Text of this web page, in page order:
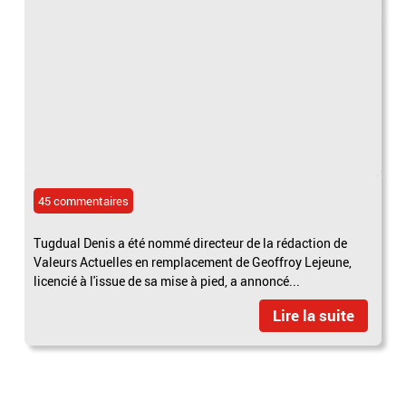
45 commentaires
Tugdual Denis a été nommé directeur de la rédaction de
Valeurs Actuelles en remplacement de Geoffroy Lejeune,
licencié à l'issue de sa mise à pied, a annoncé...
Lire la suite